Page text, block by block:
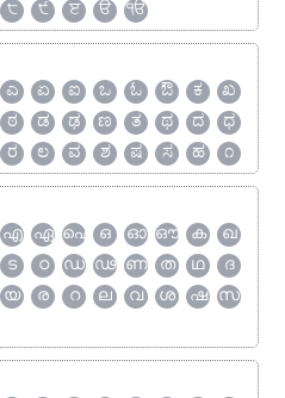
੮ ੯ ੲ ੳ ੴ
ಎ ಏ ಐ ಒ ಓ ಔ ಕ
ಖ
ಠ ಡ ಢ ಣ ತ ಥ ದ
ಧ
ರ ಲ ವ ಶ ಷ ಸ ಹ ೧
എ ഏ ഐ ഒ ഓ ഔ ക
ഖ
ട ഠ ഡ ഢ ണ ത ഥ
ദ
യ ര റ ല വ ശ ഷ
സ